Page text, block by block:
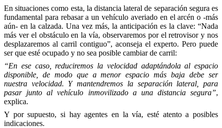
En situaciones como esta, la distancia lateral de separación segura es
fundamental para rebasar a un vehículo averiado en el arcén o -más
aún- en la calzada. Una vez más, la anticipación es la clave: “Nada
más ver el obstáculo en la vía, observaremos por el retrovisor y nos
desplazaremos al carril contiguo”, aconseja el experto. Pero puede
ser que esté ocupado y no sea posible cambiar de carril:
“En ese caso, reduciremos la velocidad adaptándola al espacio
disponible, de modo que a menor espacio más baja debe ser
nuestra velocidad. Y mantendremos la separación lateral, para
pasar junto al vehículo inmovilizado a una distancia segura”,
explica.
Y por supuesto, si hay agentes en la vía, esté atento a posibles
indicaciones.